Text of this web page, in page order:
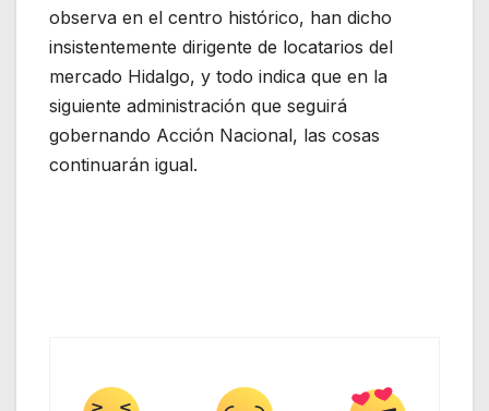
observa en el centro histórico, han dicho
insistentemente dirigente de locatarios del
mercado Hidalgo, y todo indica que en la
siguiente administración que seguirá
gobernando Acción Nacional, las cosas
continuarán igual.